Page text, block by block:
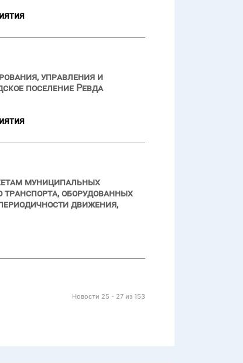
управления и
поселение Ревда
муниципальных
оборудованных
движения,
Новости 25 - 27 из 153